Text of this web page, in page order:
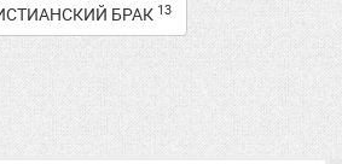
БРАК 13